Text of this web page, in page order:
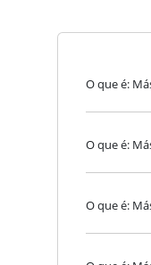
O que é:
O que é:
O que é: